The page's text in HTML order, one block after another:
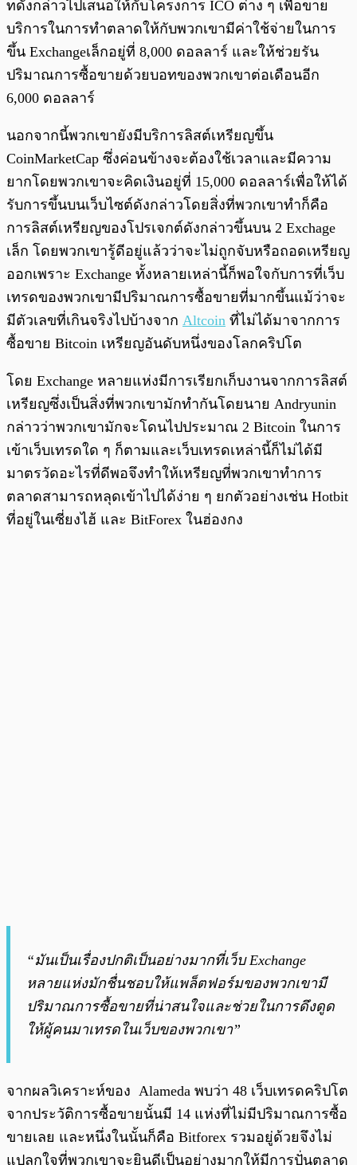
ทดังกล่าวไปเสนอให้กับโครงการ ICO ต่าง ๆ เพื่อขาย
บริการในการทำตลาดให้กับพวกเขามีค่าใช้จ่ายในการ
ขึ้น Exchangeเล็กอยู่ที่ 8,000 ดอลลาร์ และให้ช่วยรัน
ปริมาณการซื้อขายด้วยบอทของพวกเขาต่อเดือนอีก
6,000 ดอลลาร์
นอกจากนี้พวกเขายังมีบริการลิสต์เหรียญขึ้น
CoinMarketCap ซึ่งค่อนข้างจะต้องใช้เวลาและมีความ
ยากโดยพวกเขาจะคิดเงินอยู่ที่ 15,000 ดอลลาร์เพื่อให้ได้
รับการขึ้นบนเว็บไซต์ดังกล่าวโดยสิ่งที่พวกเขาทำก็คือ
การลิสต์เหรียญของโปรเจกต์ดังกล่าวขึ้นบน 2 Exchage
เล็ก โดยพวกเขารู้ดีอยู่แล้วว่าจะไม่ถูกจับหรือถอดเหรียญ
ออกเพราะ Exchange ทั้งหลายเหล่านี้ก็พอใจกับการที่เว็บ
เทรดของพวกเขามีปริมาณการซื้อขายที่มากขึ้นแม้ว่าจะ
มีตัวเลขที่เกินจริงไปบ้างจาก Altcoin ที่ไม่ได้มาจากการ
ซื้อขาย Bitcoin เหรียญอันดับหนึ่งของโลกคริปโต
โดย Exchange หลายแห่งมีการเรียกเก็บงานจากการลิสต์
เหรียญซึ่งเป็นสิ่งที่พวกเขามักทำกันโดยนาย Andryunin
กล่าวว่าพวกเขามักจะโดนไปประมาณ 2 Bitcoin ในการ
เข้าเว็บเทรดใด ๆ ก็ตามและเว็บเทรดเหล่านี้ก็ไม่ได้มี
มาตรวัดอะไรที่ดีพอจึงทำให้เหรียญที่พวกเขาทำการ
ตลาดสามารถหลุดเข้าไปได้ง่าย ๆ ยกตัวอย่างเช่น Hotbit
ที่อยู่ในเซี่ยงไฮ้ และ BitForex ในฮ่องกง
“มันเป็นเรื่องปกติเป็นอย่างมากที่เว็บ Exchange
หลายแห่งมักชื่นชอบให้แพล็ตฟอร์มของพวกเขามี
ปริมาณการซื้อขายที่น่าสนใจและช่วยในการดึงดูด
ให้ผู้คนมาเทรดในเว็บของพวกเขา”
จากผลวิเคราะห์ของ Alameda พบว่า 48 เว็บเทรดคริปโต
จากประวัติการซื้อขายนั้นมี 14 แห่งที่ไม่มีปริมาณการซื้อ
ขายเลย และหนึ่งในนั้นก็คือ Bitforex รวมอยู่ด้วยจึงไม่
แปลกใจที่พวกเขาจะยินดีเป็นอย่างมากให้มีการปั่นตลาด